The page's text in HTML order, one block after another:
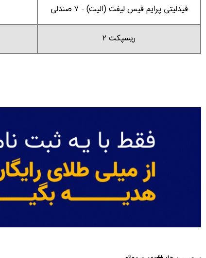
فیدلیتی پرایم فیس لیفت (الیت) - ۷ صندلی
ریسپکت ۲